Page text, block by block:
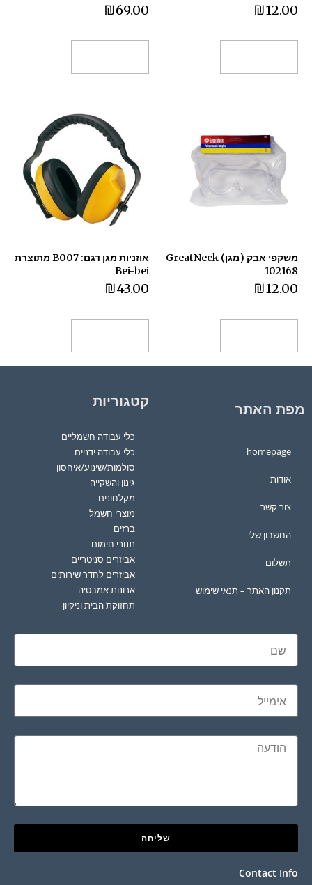
₪12.00
₪69.00
משקפי אבק (מגן) GreatNeck
102168
₪12.00
אוזניות מגן דגם: B007 מתוצרת
Bei-bei
₪43.00
מפת האתר
homepage
אודות
צור קשר
החשבון שלי
תשלום
תקנון האתר – תנאי שימוש
קטגוריות
כלי עבודה חשמליים
כלי עבודה ידניים
סולמות/שינוע/איחסון
גינון והשקייה
מקלחונים
מוצרי חשמל
ברזים
תנורי חימום
אביזרים סניטריים
אביזרים לחדר שירותים
ארונות אמבטיה
תחזוקת הבית וניקיון
שליחה
Contact Info